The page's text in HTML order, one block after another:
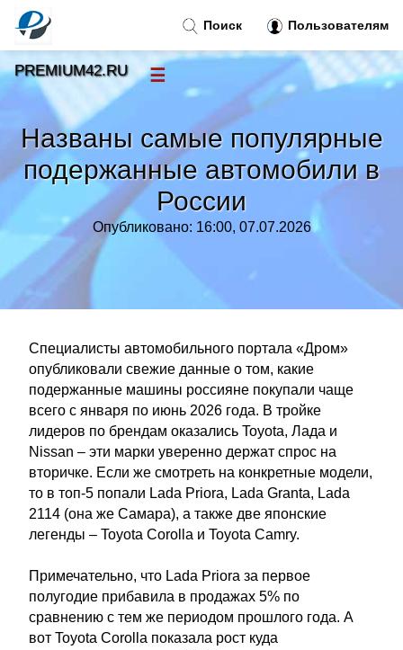
Названы самые популярные
подержанные автомобили в
России
Опубликовано: 16:00, 07.07.2026
Специалисты автомобильного портала «Дром»
опубликовали свежие данные о том, какие
подержанные машины россияне покупали чаще
всего с января по июнь 2026 года. В тройке
лидеров по брендам оказались Toyota, Лада и
Nissan – эти марки уверенно держат спрос на
вторичке. Если же смотреть на конкретные модели,
то в топ-5 попали Lada Priora, Lada Granta, Lada
2114 (она же Самара), а также две японские
легенды – Toyota Corolla и Toyota Camry.
Примечательно, что Lada Priora за первое
полугодие прибавила в продажах 5% по
сравнению с тем же периодом прошлого года. А
вот Toyota Corolla показала рост куда
Поиск Пользователям
PREMIUM42.RU ☰
Новости
Тренды новостей»
»
Правила »
Контакт»